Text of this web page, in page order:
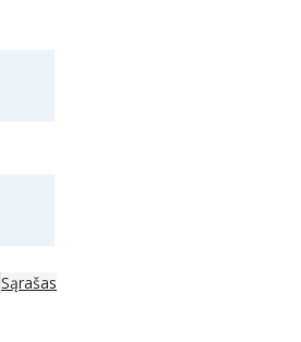
Sąrašas